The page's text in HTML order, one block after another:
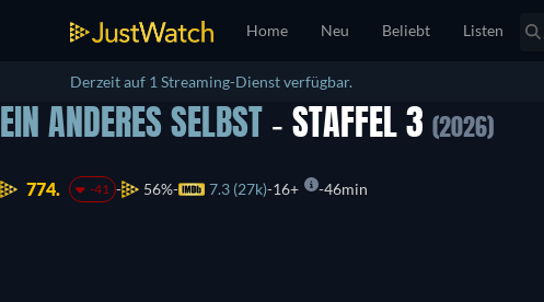
Home Neu Beliebt Listen
Derzeit auf 1 Streaming-Dienst verfügbar.
EIN ANDERES SELBST - STAFFEL 3 (2026)
774. -41 56% 7.3 (27k) 16+ 46min